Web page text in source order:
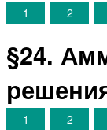
1 2
§24.
1 2